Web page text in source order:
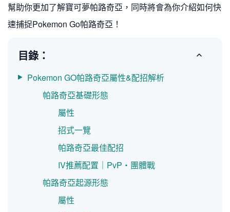
幫助你更加了解寶可夢帕路奇亞，同時將會為你介紹如何快
速捕捉Pokemon Go帕路奇亞！
目錄：
Pokemon GO帕路奇亞屬性&配招解析
帕路奇亞基礎形態
屬性
招式一覽
帕路奇亞最佳配招
IV推薦配置｜PvP・團體戰
帕路奇亞起源形態
屬性